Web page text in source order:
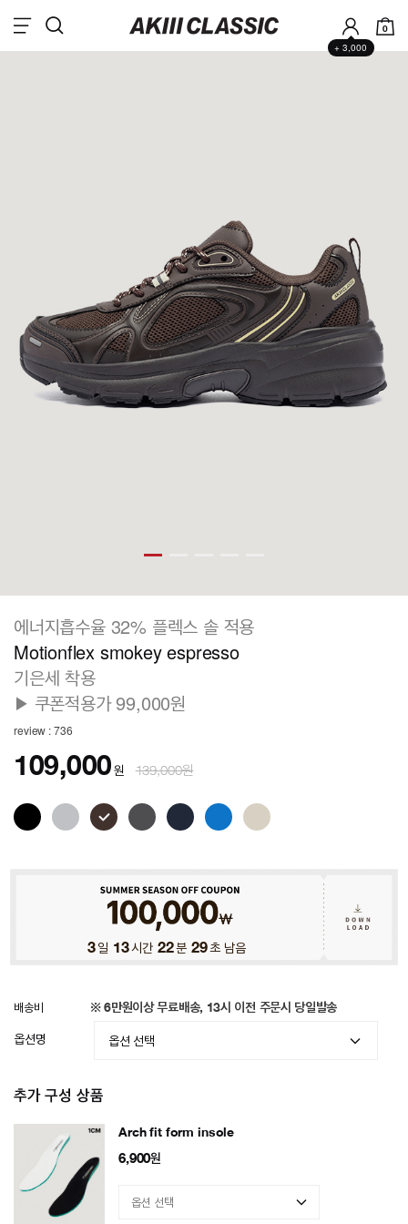
+ 3,000
0
에너지흡수율 32% 플렉스 솔 적용
Motionflex smokey espresso
기은세 착용
▶ 쿠폰적용가 99,000원
review : 736
109,000원 139,000원
3일 13시간 22분 27초 남음
배송비 ※ 6만원이상 무료배송, 13시 이전 주문시 당일발송
옵션명
추가 구성 상품
Arch fit form insole
6,900원